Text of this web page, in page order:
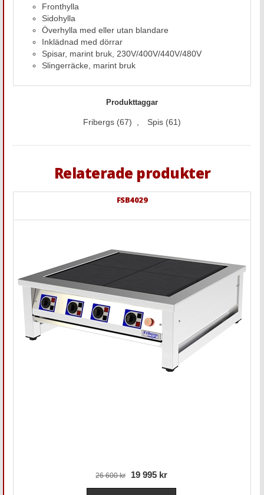
Fronthylla
Sidohylla
Överhylla med eller utan blandare
Inklädnad med dörrar
Spisar, marint bruk, 230V/400V/440V/480V
Slingerräcke, marint bruk
Produkttaggar
Fribergs (67) Spis (61)
Relaterade produkter
FSB4029
26 600 kr 19 995 kr